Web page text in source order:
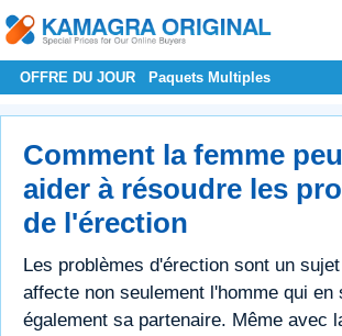
OFFRE DU JOUR Paquets Multiples
Comment la femme
aider à résoudre les
de l'érection
Les problèmes d'érection sont un
affecte non seulement l'homme qui en
également sa partenaire. Même avec